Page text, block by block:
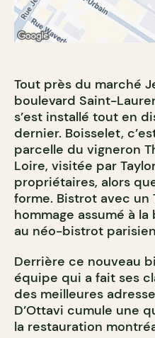
Tout près du marché
boulevard Saint-
s’est installé tout en
dernier. Boisselet,
parcelle du vigneron
Loire, visitée par
propriétaires, alors
forme. Bistrot avec un
hommage assumé à
au néo-bistrot
Derrière ce nouveau
équipe qui a fait ses
des meilleures
D’Ottavi cumule une
la restauration